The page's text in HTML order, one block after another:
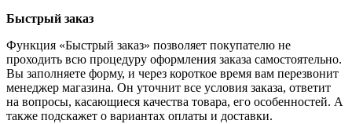
Быстрый заказ
Функция «Быстрый заказ» позволяет покупателю не
проходить всю процедуру оформления заказа самостоятельно.
Вы заполняете форму, и через короткое время вам перезвонит
менеджер магазина. Он уточнит все условия заказа, ответит
на вопросы, касающиеся качества товара, его особенностей. А
также подскажет о вариантах оплаты и доставки.